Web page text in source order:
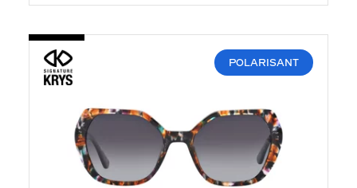
POLARISANT